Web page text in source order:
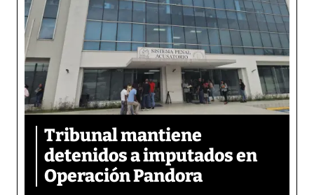
Tribunal mantiene
detenidos a imputados en
Operación Pandora